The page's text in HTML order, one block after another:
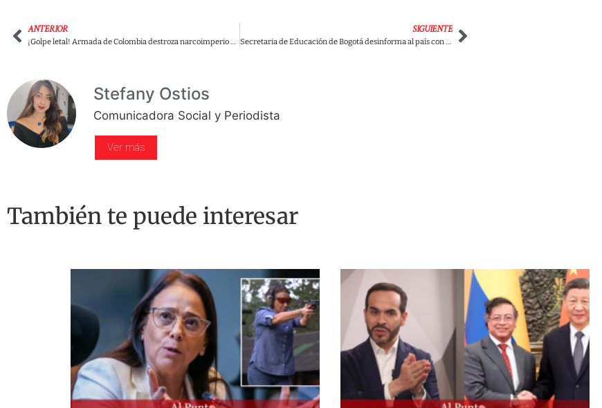
ANTERIOR
¡Golpe letal! Armada de Colombia destroza narcoimperio del Clan del Golfo ubicado en una cueva y le arrebata fortuna en cocaína
SIGUIENTE
Secretaria de Educación de Bogotá desinforma al país con falso rumor sobre las pruebas PISA y es desmentida por el Ministerio de Educación
Stefany Ostios
Comunicadora Social y Periodista
Ver más
También te puede interesar